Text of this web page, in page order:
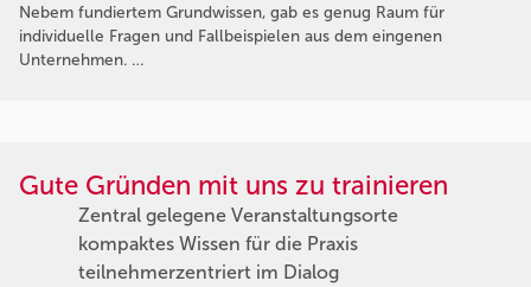
Nebem fundiertem Grundwissen, gab es genug Raum für
individuelle Fragen und Fallbeispielen aus dem eingenen
Unternehmen. …
Gute Gründen mit uns zu trainieren
Zentral gelegene Veranstaltungsorte
kompaktes Wissen für die Praxis
teilnehmerzentriert im Dialog